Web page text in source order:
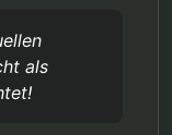
als